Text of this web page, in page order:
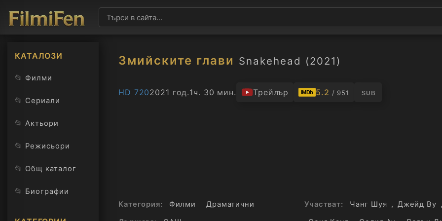
КАТАЛОЗИ
📂 Филми
📂 Сериали
📂 Актьори
📂 Режисьори
📂 Общ каталог
📂 Биографии
Змийските глави Snakehead (2021)
HD 7202021 год.1ч. 30 мин. Трейлър IMDb 5.2 / 951 SUB
Категория: Филми
Драматични
Участват: Чанг Шуя , Джейд Ву ,